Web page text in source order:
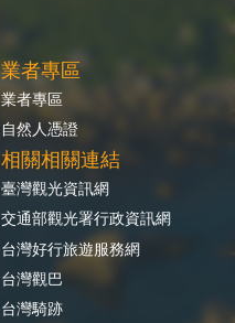
業者專區
業者專區
自然人憑證
相關相關連結
臺灣觀光資訊網
交通部觀光署行政資訊網
台灣好行旅遊服務網
台灣觀巴
台灣騎跡